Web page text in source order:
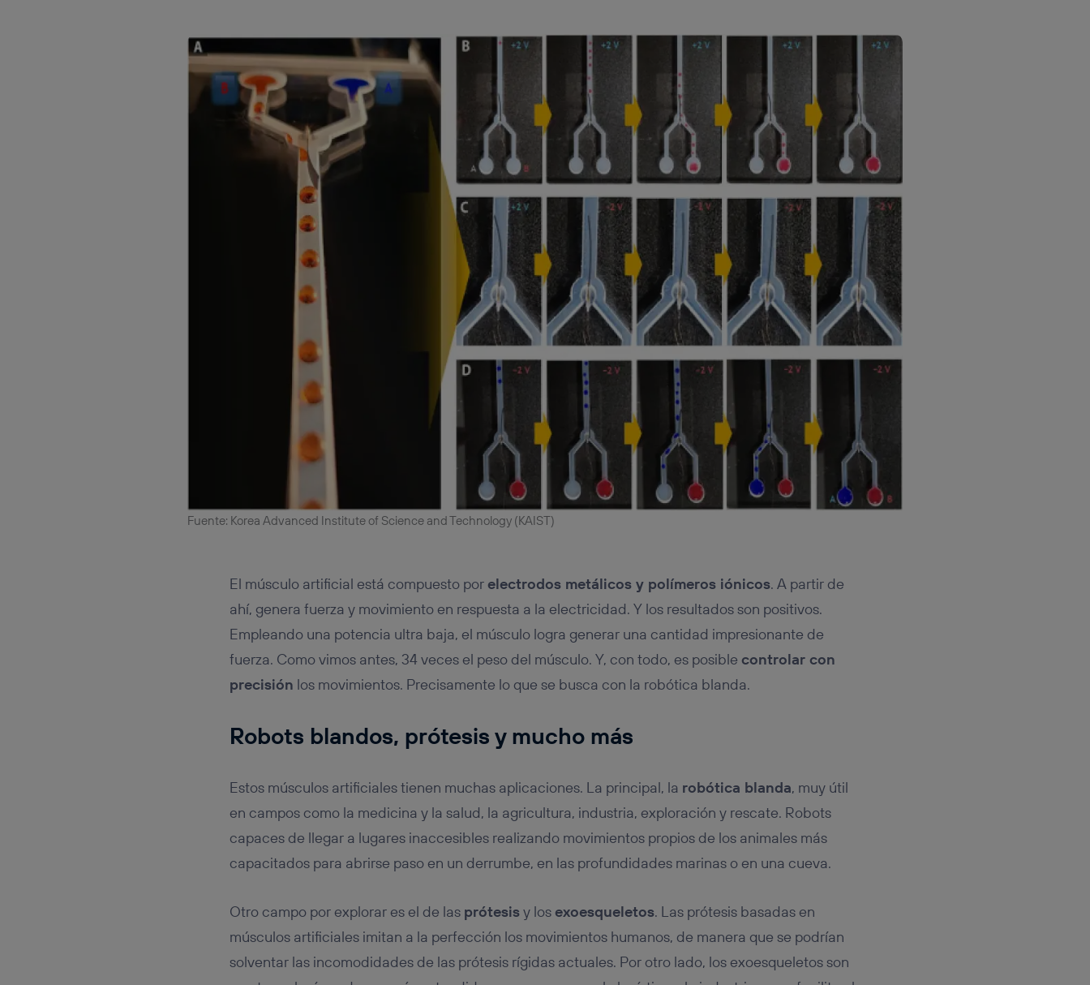
Fuente: Korea Advanced Institute of Science and Technology (KAIST)
El músculo artificial está compuesto porelectrodos metálicos y polímeros iónicos. A partir de
ahí, genera fuerza y movimiento en respuesta a la electricidad. Y los resultados son positivos.
Empleando una potencia ultra baja, el músculo logra generar una cantidad impresionante de
fuerza. Como vimos antes, 34 veces el peso del músculo. Y, con todo, es posible controlar con
precisión los movimientos. Precisamente lo que se busca con la robótica blanda.
Robots blandos, prótesis y mucho más
Estos músculos artificiales tienen muchas aplicaciones. La principal, la robótica blanda, muy útil
en campos como la medicina y la salud, la agricultura, industria, exploración y rescate. Robots
capaces de llegar a lugares inaccesibles realizando movimientos propios de los animales más
capacitados para abrirse paso en un derrumbe, en las profundidades marinas o en una cueva.
Otro campo por explorar es el de las prótesisy losexoesqueletos. Las prótesis basadas en
músculos artificiales imitan a la perfección los movimientos humanos, de manera que se podrían
solventar las incomodidades de las prótesis rígidas actuales. Por otro lado, los exoesqueletos son